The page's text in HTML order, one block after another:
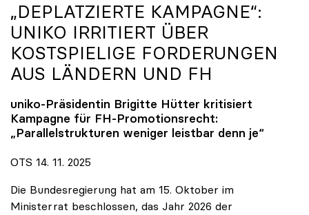
„DEPLATZIERTE KAMPAGNE“:
UNIKO IRRITIERT ÜBER
KOSTSPIELIGE FORDERUNGEN
AUS LÄNDERN UND FH
uniko-Präsidentin Brigitte Hütter kritisiert
Kampagne für FH-Promotionsrecht:
„Parallelstrukturen weniger leistbar denn je“
OTS 14. 11. 2025
Die Bundesregierung hat am 15. Oktober im
Ministerrat beschlossen, das Jahr 2026 der